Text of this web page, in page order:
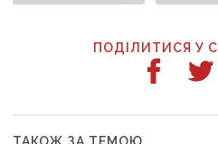
ПОДІЛИТИСЯ У
ТАКОЖ ЗА ТЕМОЮ